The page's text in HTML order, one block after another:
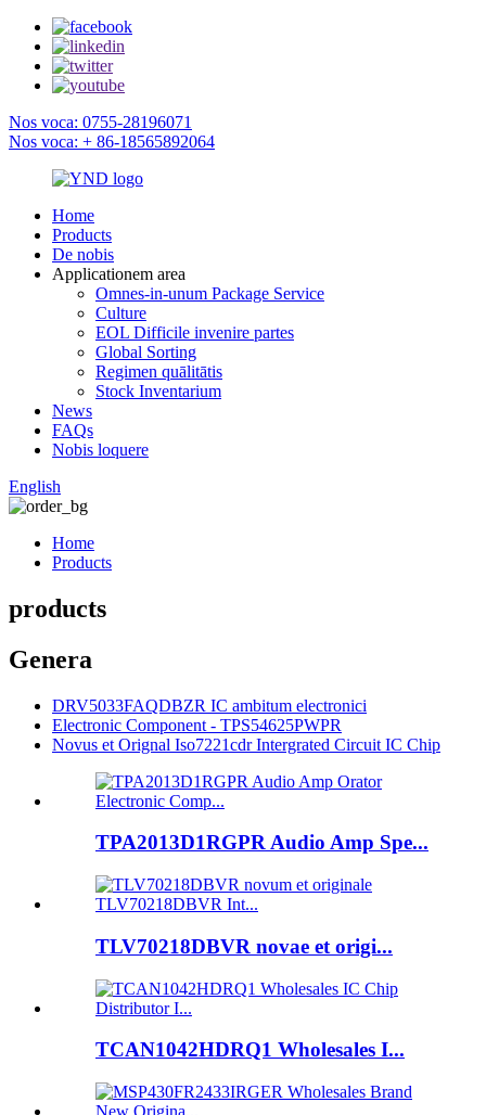
Nos voca: 0755-28196071
Nos voca: + 86-18565892064
Home
Products
De nobis
Applicationem area
Omnes-in-unum Package Service
Culture
EOL Difficile invenire partes
Global Sorting
Regimen quālitātis
Stock Inventarium
News
FAQs
Nobis loquere
English
Home
Products
products
Genera
DRV5033FAQDBZR IC ambitum electronici
Electronic Component - TPS54625PWPR
Novus et Orignal Iso7221cdr Intergrated Circuit IC Chip
TPA2013D1RGPR Audio Amp Spe...
TLV70218DBVR novae et origi...
TCAN1042HDRQ1 Wholesales I...